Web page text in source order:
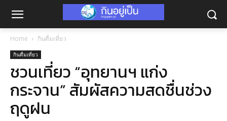
Home กินดื่มเที่ยว
กินดื่มเที่ยว
ชวนเที่ยว “อุทยานฯ แก่ง
กระจาน” สัมผัสความสดชื่นช่วง
ฤดูฝน